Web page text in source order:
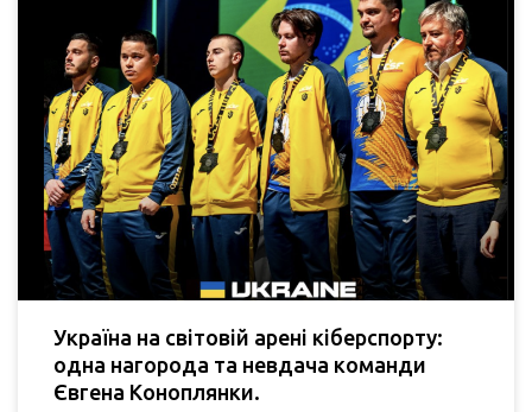
Україна на світовій арені кіберспорту:
одна нагорода та невдача команди
Євгена Коноплянки.